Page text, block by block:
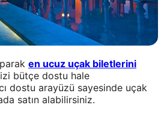
en ucuz uçak biletlerini
bütçe dostu hale
dostu arayüzü sayesinde uçak
satın alabilirsiniz.